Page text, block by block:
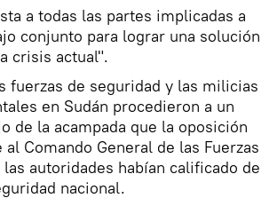
a todas las partes implicadas a
conjunto para lograr una solución
crisis actual".
fuerzas de seguridad y las milicias
en Sudán procedieron a un
de la acampada que la oposición
Comando General de las Fuerzas
autoridades habían calificado de
nacional.